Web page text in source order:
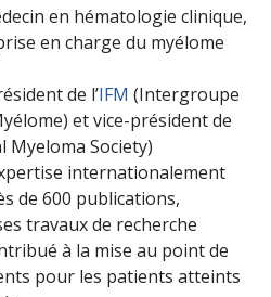
en hématologie clinique,
en charge du myélome
de l’IFM (Intergroupe
et vice-président de
Society)
internationalement
de 600 publications,
travaux de recherche
à la mise au point de
pour les patients atteints